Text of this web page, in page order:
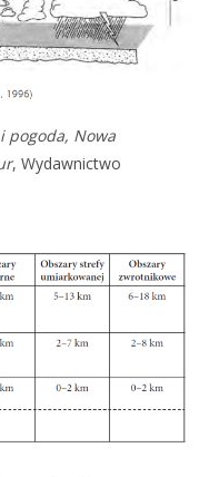
pogoda, Nowa
, Wydawnictwo